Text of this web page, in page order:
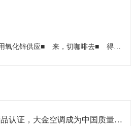
氧化锌供应■ 来，切咖啡去■ 得闲饮茶！走起
空调成为中国质量认证中心“绿色产品首批获证企业”